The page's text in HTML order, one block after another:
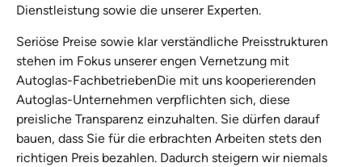
Dienstleistung sowie die unserer Experten.
Seriöse Preise sowie klar verständliche Preisstrukturen
stehen im Fokus unserer engen Vernetzung mit
Autoglas-FachbetriebenDie mit uns kooperierenden
Autoglas-Unternehmen verpflichten sich, diese
preisliche Transparenz einzuhalten. Sie dürfen darauf
bauen, dass Sie für die erbrachten Arbeiten stets den
richtigen Preis bezahlen. Dadurch steigern wir niemals